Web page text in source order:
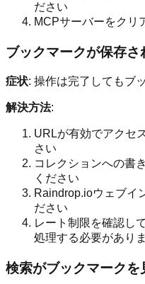
ださい
MCPサーバーをクリ
ブックマークが保存さ
症状: 操作は完了してもブ
解決方法:
URLが有効でアクセ
さい
コレクションへの書
ください
Raindrop.ioウェブイ
ださい
レート制限を確認し
処理する必要があり
検索がブックマークを